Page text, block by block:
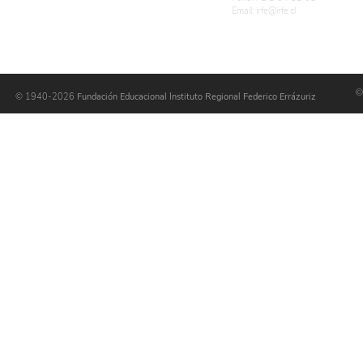
Email:
irfe@irfe.cl
© 1940-2026 Fundación Educacional Instituto Regional Federico Errázuriz ©